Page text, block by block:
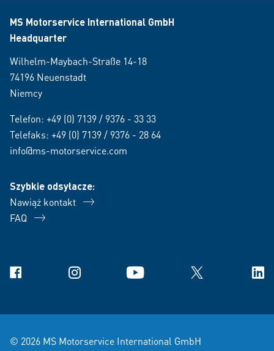
MS Motorservice International GmbH
Headquarter
Wilhelm-Maybach-Straße 14-18
74196 Neuenstadt
Niemcy
Telefon: +49 (0) 7139 / 9376 - 33 33
Telefaks: +49 (0) 7139 / 9376 - 28 64
info@ms-motorservice.com
Szybkie odsyłacze:
Nawiąż kontakt
FAQ
Facebook Instagram YouTube X
© 2026 MS Motorservice International GmbH